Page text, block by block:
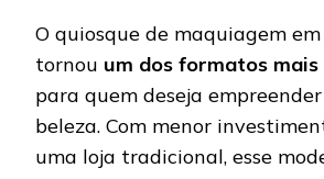
O quiosque de maquiagem
tornou um dos formatos mais
para quem deseja
beleza. Com menor
uma loja tradicional, esse